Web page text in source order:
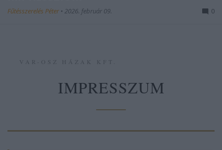
Fűtésszerelés Péter • 2026. február 09. 0
VAR-OSZ HÁZAK KFT.
IMPRESSZUM